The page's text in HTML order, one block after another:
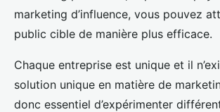
marketing d’influence, vous pouvez
public cible de manière plus efficace.
Chaque entreprise est unique et il
solution unique en matière de
donc essentiel d’expérimenter